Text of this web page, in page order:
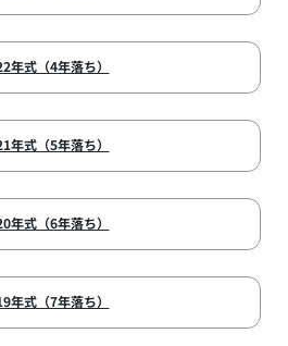
年式（4年落ち）
年式（5年落ち）
年式（6年落ち）
年式（7年落ち）